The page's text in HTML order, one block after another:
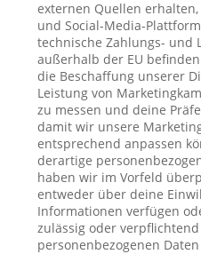
externen Quellen
und Social-Media-
technische Zahlungs- und
außerhalb der EU
die Beschaffung unserer
Leistung von
zu messen und deine
damit wir unsere
entsprechend anpassen
derartige
haben wir im Vorfeld
entweder über deine
Informationen verfügen
zulässig oder
personenbezogenen